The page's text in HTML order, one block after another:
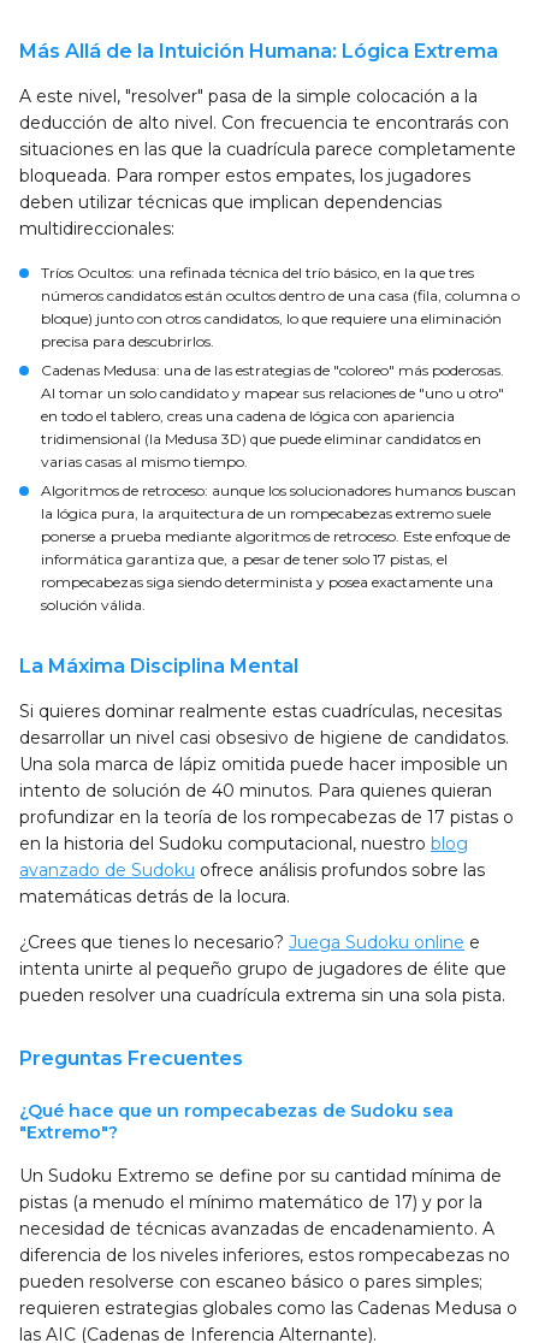
Más Allá de la Intuición Humana: Lógica Extrema
A este nivel, "resolver" pasa de la simple colocación a la
deducción de alto nivel. Con frecuencia te encontrarás con
situaciones en las que la cuadrícula parece completamente
bloqueada. Para romper estos empates, los jugadores
deben utilizar técnicas que implican dependencias
multidireccionales:
Tríos Ocultos: una refinada técnica del trío básico, en la que tres
números candidatos están ocultos dentro de una casa (fila, columna o
bloque) junto con otros candidatos, lo que requiere una eliminación
precisa para descubrirlos.
Cadenas Medusa: una de las estrategias de "coloreo" más poderosas.
Al tomar un solo candidato y mapear sus relaciones de "uno u otro"
en todo el tablero, creas una cadena de lógica con apariencia
tridimensional (la Medusa 3D) que puede eliminar candidatos en
varias casas al mismo tiempo.
Algoritmos de retroceso: aunque los solucionadores humanos buscan
la lógica pura, la arquitectura de un rompecabezas extremo suele
ponerse a prueba mediante algoritmos de retroceso. Este enfoque de
informática garantiza que, a pesar de tener solo 17 pistas, el
rompecabezas siga siendo determinista y posea exactamente una
solución válida.
La Máxima Disciplina Mental
Si quieres dominar realmente estas cuadrículas, necesitas
desarrollar un nivel casi obsesivo de higiene de candidatos.
Una sola marca de lápiz omitida puede hacer imposible un
intento de solución de 40 minutos. Para quienes quieran
profundizar en la teoría de los rompecabezas de 17 pistas o
en la historia del Sudoku computacional, nuestro blog
avanzado de Sudoku ofrece análisis profundos sobre las
matemáticas detrás de la locura.
¿Crees que tienes lo necesario? Juega Sudoku online e
intenta unirte al pequeño grupo de jugadores de élite que
pueden resolver una cuadrícula extrema sin una sola pista.
Preguntas Frecuentes
¿Qué hace que un rompecabezas de Sudoku sea
"Extremo"?
Un Sudoku Extremo se define por su cantidad mínima de
pistas (a menudo el mínimo matemático de 17) y por la
necesidad de técnicas avanzadas de encadenamiento. A
diferencia de los niveles inferiores, estos rompecabezas no
pueden resolverse con escaneo básico o pares simples;
requieren estrategias globales como las Cadenas Medusa o
las AIC (Cadenas de Inferencia Alternante).